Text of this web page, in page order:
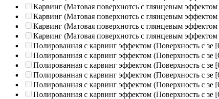
Карвинг (Матовая поверхнотсь с глянцевым эффектом
Карвинг (Матовая поверхнотсь с глянцевым эффектом
Карвинг (Матовая поверхнотсь с глянцевым эффектом
Карвинг (Матовая поверхнотсь с глянцевым эффектом
Полированная c карвинг эффектом (Поверхность с зе
Полированная c карвинг эффектом (Поверхность с зе
Полированная c карвинг эффектом (Поверхность с зе
Полированная c карвинг эффектом (Поверхность с зе
Полированная c карвинг эффектом (Поверхность с зе
Полированная c карвинг эффектом (Поверхность с зе